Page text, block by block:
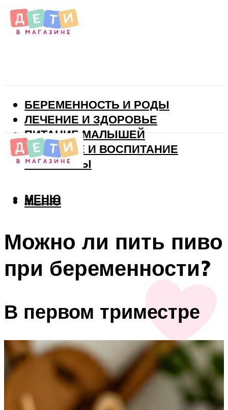
БЕРЕМЕННОСТЬ И РОДЫ
ЛЕЧЕНИЕ И ЗДОРОВЬЕ
ПИТАНИЕ МАЛЫШЕЙ
РАЗВИТИЕ И ВОСПИТАНИЕ
ВИТАМИНЫ
МЕНЮ
МЕНЮ
Можно ли пить пиво
при беременности?
В первом триместре